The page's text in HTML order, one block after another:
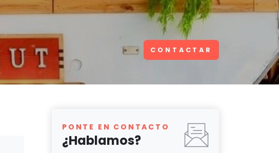
CONTACTAR
PONTE EN CONTACTO
¿Hablamos?